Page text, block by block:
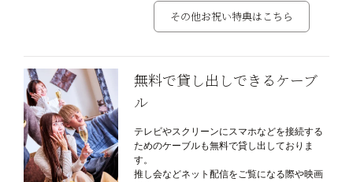
その他お祝い特典はこちら
無料で貸し出しできるケーブ
ル
テレビやスクリーンにスマホなどを接続する
ためのケーブルも無料で貸し出しておりま
す。
推し会などネット配信をご覧になる際や映画